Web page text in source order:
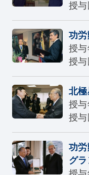
授
功
授
授
北
授
授
功
グ